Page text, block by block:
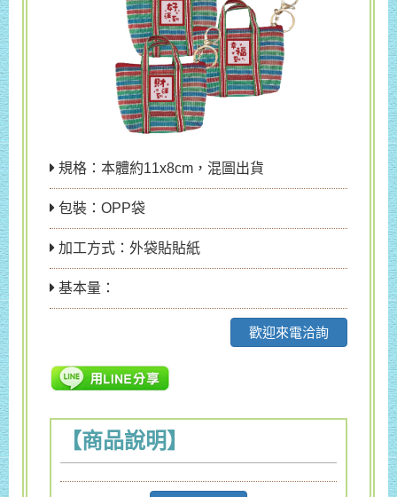
規格：本體約11x8cm，混圖出貨
包裝：OPP袋
加工方式：外袋貼貼紙
基本量：
歡迎來電洽詢
【商品說明】